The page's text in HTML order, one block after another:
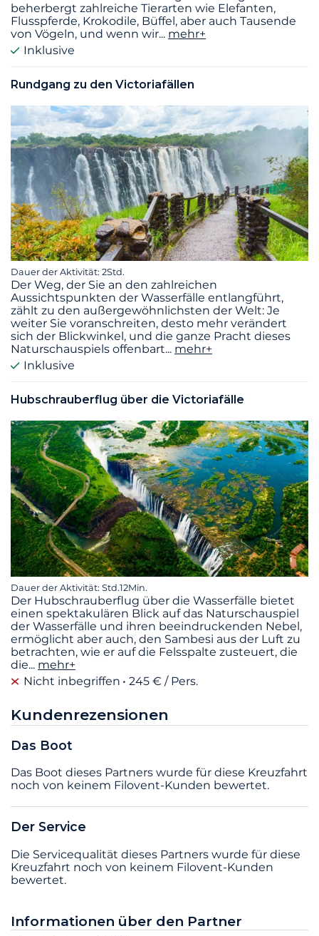
beherbergt zahlreiche Tierarten wie Elefanten,
Flusspferde, Krokodile, Büffel, aber auch Tausende
von Vögeln, und wenn wir... mehr+
Inklusive
Rundgang zu den Victoriafällen
Dauer der Aktivität: 2Std.
Der Weg, der Sie an den zahlreichen
Aussichtspunkten der Wasserfälle entlangführt,
zählt zu den außergewöhnlichsten der Welt: Je
weiter Sie voranschreiten, desto mehr verändert
sich der Blickwinkel, und die ganze Pracht dieses
Naturschauspiels offenbart... mehr+
Inklusive
Hubschrauberflug über die Victoriafälle
Dauer der Aktivität: Std.12Min.
Der Hubschrauberflug über die Wasserfälle bietet
einen spektakulären Blick auf das Naturschauspiel
der Wasserfälle und ihren beeindruckenden Nebel,
ermöglicht aber auch, den Sambesi aus der Luft zu
betrachten, wie er auf die Felsspalte zusteuert, die
die... mehr+
Nicht inbegriffen
245 € / Pers.
Kundenrezensionen
Das Boot
Das Boot dieses Partners wurde für diese Kreuzfahrt
noch von keinem Filovent-Kunden bewertet.
Der Service
Die Servicequalität dieses Partners wurde für diese
Kreuzfahrt noch von keinem Filovent-Kunden
bewertet.
Informationen über den Partner